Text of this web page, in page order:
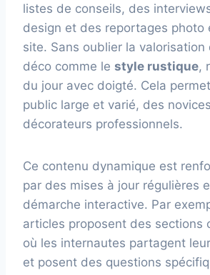
listes de conseils, des
design et des reportages photo
site. Sans oublier la
déco comme le style rustique,
du jour avec doigté. Cela
public large et varié, des
décorateurs professionnels.
Ce contenu dynamique est
par des mises à jour régulières
démarche interactive. Par
articles proposent des sections
où les internautes partagent
et posent des questions